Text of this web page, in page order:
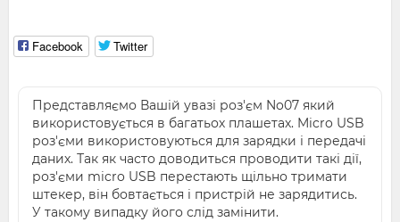
Facebook Twitter
Представляємо Вашій увазі роз'єм No07 який
використовується в багатьох плашетах. Micro USB
роз'єми використовуються для зарядки і передачі
даних. Так як часто доводиться проводити такі дії,
роз'єми micro USB перестають щільно тримати
штекер, він бовтається і пристрій не зарядитись.
У такому випадку його слід замінити.